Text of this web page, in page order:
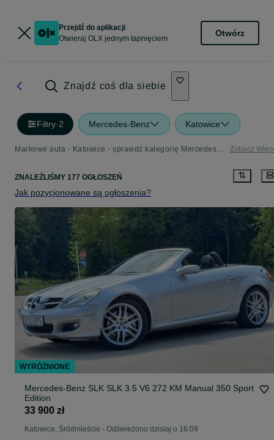
Przejdź do aplikacji
Otwieraj OLX jednym tapnięciem
Otwórz
Znajdź coś dla siebie
Filtry·2 Mercedes-Benz Katowice
Markowe auta - Katowice - sprawdź kategorię Mercedes-Benz Zobacz
ZNALEŹLIŚMY 177 OGŁOSZEŃ
Jak pozycjonowane są ogłoszenia?
Mercedes-Benz SLK SLK 3.5 V6 272 KM Manual 350 Sport
Edition
33 900 zł
Katowice, Śródmieście - Odświeżono dzisiaj o 16:09
WYRÓŻNIONE